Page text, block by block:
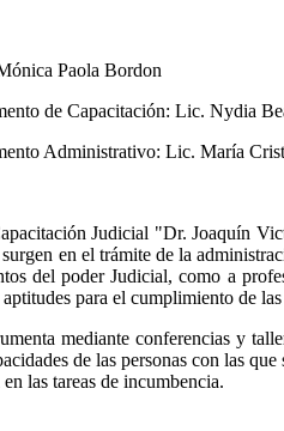
Paola Bordon
de Capacitación: Lic. Nydia
Administrativo: Lic. María
Judicial "Dr. Joaquín
surgen en el trámite de la
del poder Judicial, como a
para el cumplimiento de
mediante conferencias y
de las personas con las
las tareas de incumbencia.